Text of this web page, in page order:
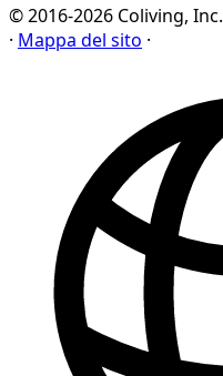
© 2016-2026 Coliving, Inc.
· Mappa del sito ·